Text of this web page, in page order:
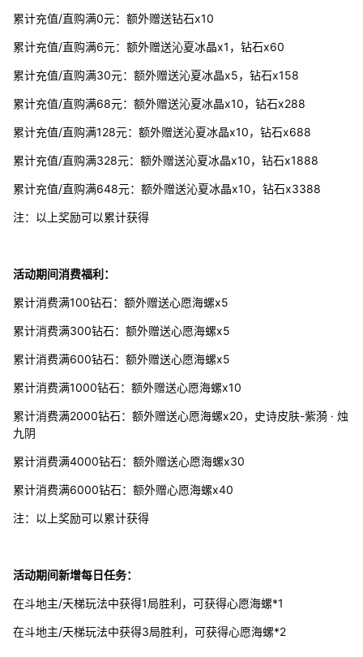
累计充值/直购满0元：额外赠送钻石x10
累计充值/直购满6元：额外赠送沁夏冰晶x1，钻石x60
累计充值/直购满30元：额外赠送沁夏冰晶x5，钻石x158
累计充值/直购满68元：额外赠送沁夏冰晶x10，钻石x288
累计充值/直购满128元：额外赠送沁夏冰晶x10，钻石x688
累计充值/直购满328元：额外赠送沁夏冰晶x10，钻石x1888
累计充值/直购满648元：额外赠送沁夏冰晶x10，钻石x3388
注：以上奖励可以累计获得
活动期间消费福利：
累计消费满100钻石：额外赠送心愿海螺x5
累计消费满300钻石：额外赠送心愿海螺x5
累计消费满600钻石：额外赠送心愿海螺x5
累计消费满1000钻石：额外赠送心愿海螺x10
累计消费满2000钻石：额外赠送心愿海螺x20，史诗皮肤-紫漪 · 烛
九阴
累计消费满4000钻石：额外赠送心愿海螺x30
累计消费满6000钻石：额外赠心愿海螺x40
注：以上奖励可以累计获得
活动期间新增每日任务：
在斗地主/天梯玩法中获得1局胜利，可获得心愿海螺*1
在斗地主/天梯玩法中获得3局胜利，可获得心愿海螺*2